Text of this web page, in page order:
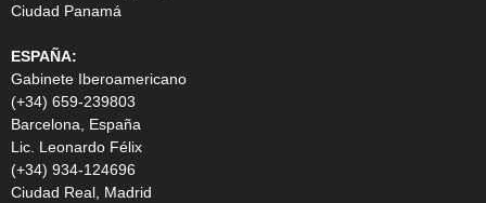
Ciudad Panamá
ESPAÑA:
Gabinete Iberoamericano
(+34) 659-239803
Barcelona, España
Lic. Leonardo Félix
(+34) 934-124696
Ciudad Real, Madrid